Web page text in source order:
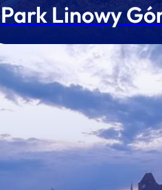
Park Linowy